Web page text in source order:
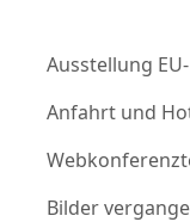
Ausstellung
Anfahrt und
Bilder